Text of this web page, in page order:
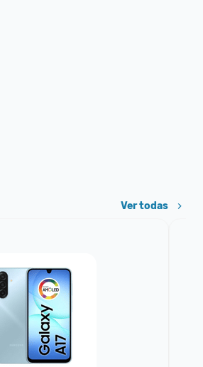
Ver todas